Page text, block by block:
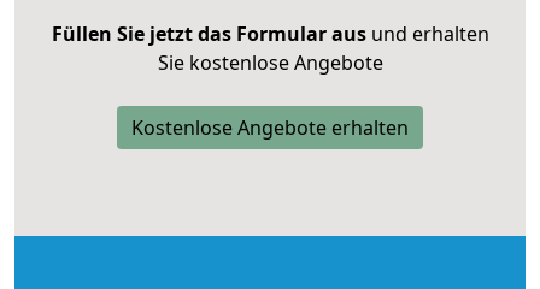
Füllen Sie jetzt das Formular ausund erhalten
Sie kostenlose Angebote
Kostenlose Angebote erhalten